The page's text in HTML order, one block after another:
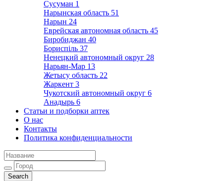
Сусуман 1
Нарынская область 51
Нарын 24
Еврейская автономная область 45
Биробиджан 40
Бориспіль 37
Ненецкий автономный округ 28
Нарьян-Мар 13
Жетысу область 22
Жаркент 3
Чукотский автономный округ 6
Анадырь 6
Статьи и подборки аптек
О нас
Контакты
Политика конфиденциальности